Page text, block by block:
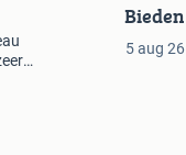
Bieden
5 aug 26